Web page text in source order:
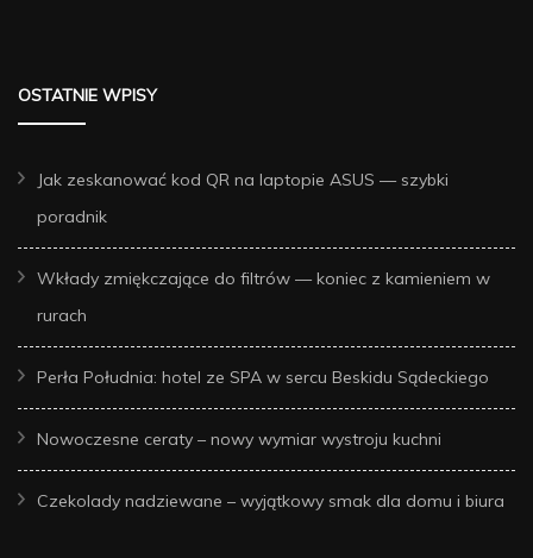
OSTATNIE WPISY
Jak zeskanować kod QR na laptopie ASUS — szybki
poradnik
Wkłady zmiękczające do filtrów — koniec z kamieniem w
rurach
Perła Południa: hotel ze SPA w sercu Beskidu Sądeckiego
Nowoczesne ceraty – nowy wymiar wystroju kuchni
Czekolady nadziewane – wyjątkowy smak dla domu i biura